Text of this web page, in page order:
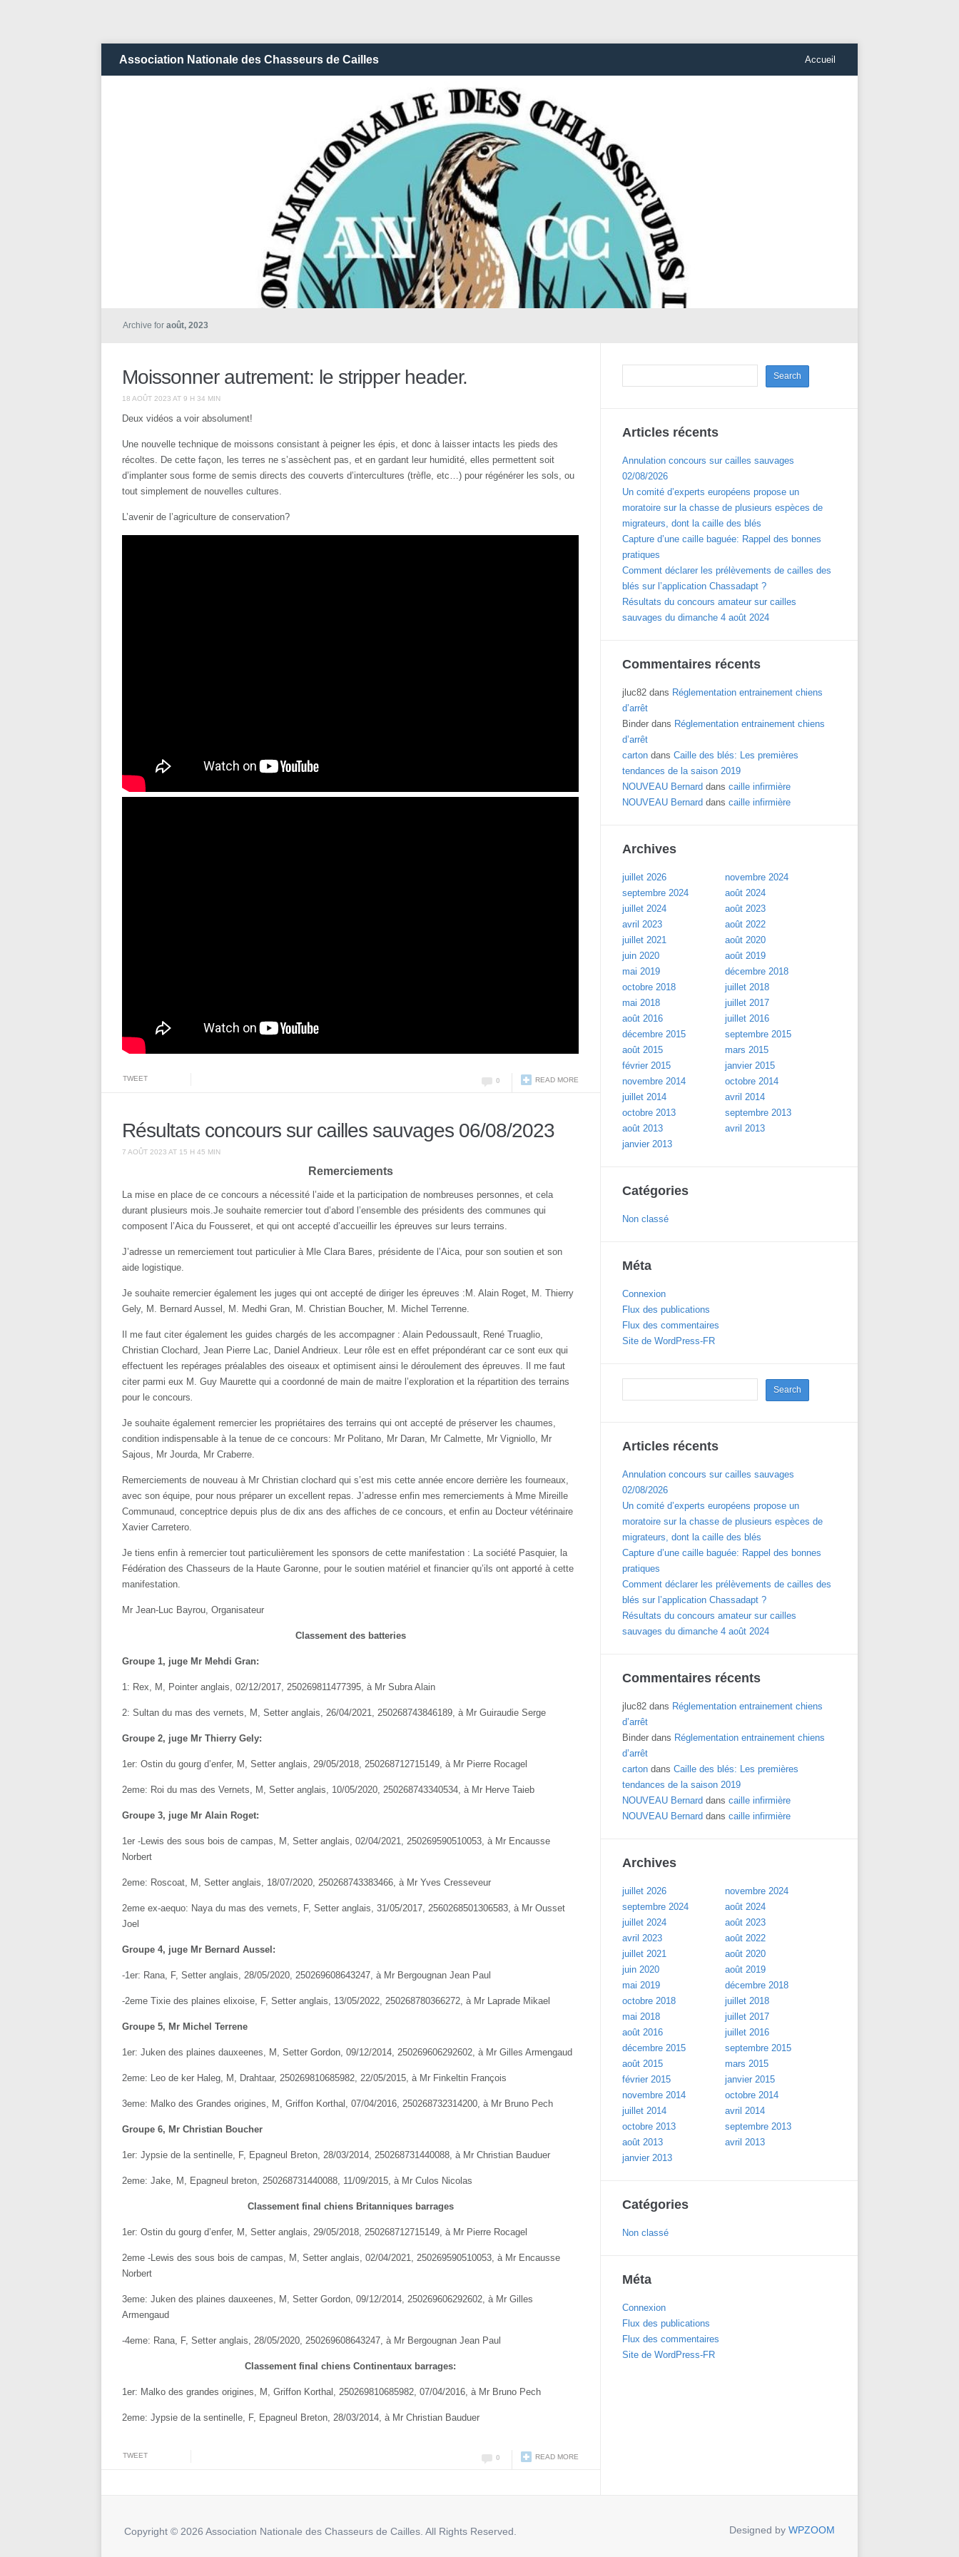
Association Nationale des Chasseurs de Cailles Accueil
Archive for août, 2023
Moissonner autrement: le stripper header.
18 AOÛT 2023 AT 9 H 34 MIN
Deux vidéos a voir absolument!
Une nouvelle technique de moissons consistant à peigner les épis, et donc à laisser intacts les pieds des
récoltes. De cette façon, les terres ne s’assèchent pas, et en gardant leur humidité, elles permettent soit
d’implanter sous forme de semis directs des couverts d’intercultures (trèfle, etc…) pour régénérer les sols, ou
tout simplement de nouvelles cultures.
L’avenir de l’agriculture de conservation?
TWEET READ MORE
0
Résultats concours sur cailles sauvages 06/08/2023
7 AOÛT 2023 AT 15 H 45 MIN
Remerciements
La mise en place de ce concours a nécessité l’aide et la participation de nombreuses personnes, et cela
durant plusieurs mois.Je souhaite remercier tout d’abord l’ensemble des présidents des communes qui
composent l’Aica du Fousseret, et qui ont accepté d’accueillir les épreuves sur leurs terrains.
J’adresse un remerciement tout particulier à Mle Clara Bares, présidente de l’Aica, pour son soutien et son
aide logistique.
Je souhaite remercier également les juges qui ont accepté de diriger les épreuves :M. Alain Roget, M. Thierry
Gely, M. Bernard Aussel, M. Medhi Gran, M. Christian Boucher, M. Michel Terrenne.
Il me faut citer également les guides chargés de les accompagner : Alain Pedoussault, René Truaglio,
Christian Clochard, Jean Pierre Lac, Daniel Andrieux. Leur rôle est en effet prépondérant car ce sont eux qui
effectuent les repérages préalables des oiseaux et optimisent ainsi le déroulement des épreuves. Il me faut
citer parmi eux M. Guy Maurette qui a coordonné de main de maitre l’exploration et la répartition des terrains
pour le concours.
Je souhaite également remercier les propriétaires des terrains qui ont accepté de préserver les chaumes,
condition indispensable à la tenue de ce concours: Mr Politano, Mr Daran, Mr Calmette, Mr Vigniollo, Mr
Sajous, Mr Jourda, Mr Craberre.
Remerciements de nouveau à Mr Christian clochard qui s’est mis cette année encore derrière les fourneaux,
avec son équipe, pour nous préparer un excellent repas. J’adresse enfin mes remerciements à Mme Mireille
Communaud, conceptrice depuis plus de dix ans des affiches de ce concours, et enfin au Docteur vétérinaire
Xavier Carretero.
Je tiens enfin à remercier tout particulièrement les sponsors de cette manifestation : La société Pasquier, la
Fédération des Chasseurs de la Haute Garonne, pour le soutien matériel et financier qu’ils ont apporté à cette
manifestation.
Mr Jean-Luc Bayrou, Organisateur
Classement des batteries
Groupe 1, juge Mr Mehdi Gran:
1: Rex, M, Pointer anglais, 02/12/2017, 250269811477395, à Mr Subra Alain
2: Sultan du mas des vernets, M, Setter anglais, 26/04/2021, 250268743846189, à Mr Guiraudie Serge
Groupe 2, juge Mr Thierry Gely:
1er: Ostin du gourg d’enfer, M, Setter anglais, 29/05/2018, 250268712715149, à Mr Pierre Rocagel
2eme: Roi du mas des Vernets, M, Setter anglais, 10/05/2020, 250268743340534, à Mr Herve Taieb
Groupe 3, juge Mr Alain Roget:
1er -Lewis des sous bois de campas, M, Setter anglais, 02/04/2021, 250269590510053, à Mr Encausse
Norbert
2eme: Roscoat, M, Setter anglais, 18/07/2020, 250268743383466, à Mr Yves Cresseveur
2eme ex-aequo: Naya du mas des vernets, F, Setter anglais, 31/05/2017, 2560268501306583, à Mr Ousset
Joel
Groupe 4, juge Mr Bernard Aussel:
-1er: Rana, F, Setter anglais, 28/05/2020, 250269608643247, à Mr Bergougnan Jean Paul
-2eme Tixie des plaines elixoise, F, Setter anglais, 13/05/2022, 250268780366272, à Mr Laprade Mikael
Groupe 5, Mr Michel Terrene
1er: Juken des plaines dauxeenes, M, Setter Gordon, 09/12/2014, 250269606292602, à Mr Gilles Armengaud
2eme: Leo de ker Haleg, M, Drahtaar, 250269810685982, 22/05/2015, à Mr Finkeltin François
3eme: Malko des Grandes origines, M, Griffon Korthal, 07/04/2016, 250268732314200, à Mr Bruno Pech
Groupe 6, Mr Christian Boucher
1er: Jypsie de la sentinelle, F, Epagneul Breton, 28/03/2014, 250268731440088, à Mr Christian Bauduer
2eme: Jake, M, Epagneul breton, 250268731440088, 11/09/2015, à Mr Culos Nicolas
Classement final chiens Britanniques barrages
1er: Ostin du gourg d’enfer, M, Setter anglais, 29/05/2018, 250268712715149, à Mr Pierre Rocagel
2eme -Lewis des sous bois de campas, M, Setter anglais, 02/04/2021, 250269590510053, à Mr Encausse
Norbert
3eme: Juken des plaines dauxeenes, M, Setter Gordon, 09/12/2014, 250269606292602, à Mr Gilles
Armengaud
-4eme: Rana, F, Setter anglais, 28/05/2020, 250269608643247, à Mr Bergougnan Jean Paul
Classement final chiens Continentaux barrages:
1er: Malko des grandes origines, M, Griffon Korthal, 250269810685982, 07/04/2016, à Mr Bruno Pech
2eme: Jypsie de la sentinelle, F, Epagneul Breton, 28/03/2014, à Mr Christian Bauduer
TWEET READ MORE
0
Articles récents
Annulation concours sur cailles sauvages
02/08/2026
Un comité d’experts européens propose un
moratoire sur la chasse de plusieurs espèces de
migrateurs, dont la caille des blés
Capture d’une caille baguée: Rappel des bonnes
pratiques
Comment déclarer les prélèvements de cailles des
blés sur l’application Chassadapt ?
Résultats du concours amateur sur cailles
sauvages du dimanche 4 août 2024
Commentaires récents
jluc82 dans Réglementation entrainement chiens
d’arrêt
Binder dans Réglementation entrainement chiens
d’arrêt
carton dans Caille des blés: Les premières
tendances de la saison 2019
NOUVEAU Bernard dans caille infirmière
NOUVEAU Bernard dans caille infirmière
Archives
juillet 2026
novembre 2024
septembre 2024
août 2024
juillet 2024
août 2023
avril 2023
août 2022
juillet 2021
août 2020
juin 2020
août 2019
mai 2019
décembre 2018
octobre 2018
juillet 2018
mai 2018
juillet 2017
août 2016
juillet 2016
décembre 2015
septembre 2015
août 2015
mars 2015
février 2015
janvier 2015
novembre 2014
octobre 2014
juillet 2014
avril 2014
octobre 2013
septembre 2013
août 2013
avril 2013
janvier 2013
Catégories
Non classé
Méta
Connexion
Flux des publications
Flux des commentaires
Site de WordPress-FR
Articles récents
Annulation concours sur cailles sauvages
02/08/2026
Un comité d’experts européens propose un
moratoire sur la chasse de plusieurs espèces de
migrateurs, dont la caille des blés
Capture d’une caille baguée: Rappel des bonnes
pratiques
Comment déclarer les prélèvements de cailles des
blés sur l’application Chassadapt ?
Résultats du concours amateur sur cailles
sauvages du dimanche 4 août 2024
Commentaires récents
jluc82 dans Réglementation entrainement chiens
d’arrêt
Binder dans Réglementation entrainement chiens
d’arrêt
carton dans Caille des blés: Les premières
tendances de la saison 2019
NOUVEAU Bernard dans caille infirmière
NOUVEAU Bernard dans caille infirmière
Archives
juillet 2026
novembre 2024
septembre 2024
août 2024
juillet 2024
août 2023
avril 2023
août 2022
juillet 2021
août 2020
juin 2020
août 2019
mai 2019
décembre 2018
octobre 2018
juillet 2018
mai 2018
juillet 2017
août 2016
juillet 2016
décembre 2015
septembre 2015
août 2015
mars 2015
février 2015
janvier 2015
novembre 2014
octobre 2014
juillet 2014
avril 2014
octobre 2013
septembre 2013
août 2013
avril 2013
janvier 2013
Catégories
Non classé
Méta
Connexion
Flux des publications
Flux des commentaires
Site de WordPress-FR
Copyright © 2026 Association Nationale des Chasseurs de Cailles. All Rights Reserved. Designed byWPZOOM